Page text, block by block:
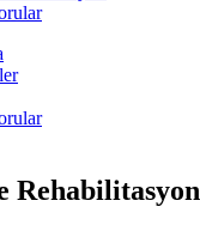
Rehabilitasyon